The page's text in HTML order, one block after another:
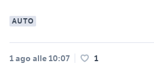
AUTO
1 ago alle 10:07 1